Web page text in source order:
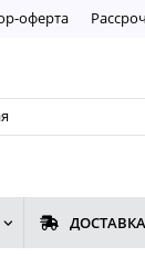
оферта
ДОСТАВКА